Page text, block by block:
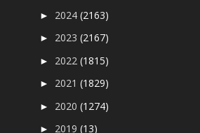
► 2024(2163)
► 2023(2167)
► 2022(1815)
► 2021(1829)
► 2020(1274)
► 2019(13)